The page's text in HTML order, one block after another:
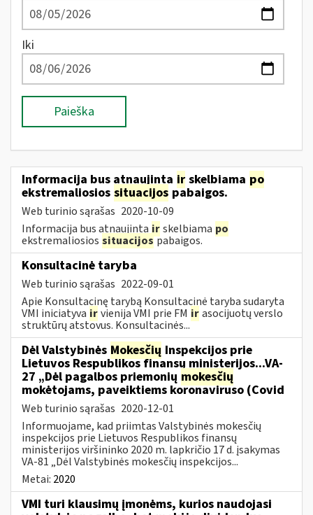
Iki
Paieška
Informacija bus atnaujinta ir skelbiama po
ekstremaliosios situacijos pabaigos.
Web turinio sąrašas 2020-10-09
Informacija bus atnaujinta irskelbiama po
ekstremaliosios situacijospabaigos.
Konsultacinė taryba
Web turinio sąrašas 2022-09-01
Apie Konsultacinę tarybą Konsultacinė taryba sudaryta
VMI iniciatyva irvienija VMI prie FM irasocijuotų verslo
struktūrų atstovus. Konsultacinės...
Dėl Valstybinės Mokesčių Inspekcijos prie
Lietuvos Respublikos finansų ministerijos...VA-
27 „Dėl pagalbos priemonių mokesčių
mokėtojams, paveiktiems koronaviruso (Covid
Web turinio sąrašas 2020-12-01
Informuojame, kad priimtas Valstybinės mokesčių
inspekcijos prie Lietuvos Respublikos finansų
ministerijos viršininko 2020 m. lapkričio 17 d. įsakymas
VA-81 „Dėl Valstybinės mokesčių inspekcijos...
Metai: 2020
VMI turi klausimų įmonėms, kurios naudojasi